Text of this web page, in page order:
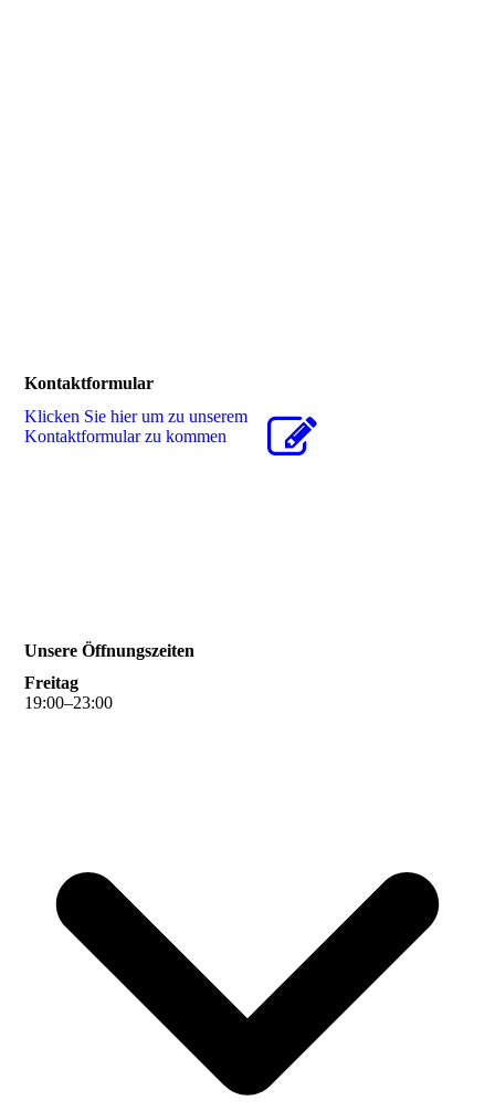
Kontaktformular
Klicken Sie hier um zu unserem
Kon­takt­for­mu­lar zu kommen
Unsere Öffnungszeiten
Freitag
19:00–23:00